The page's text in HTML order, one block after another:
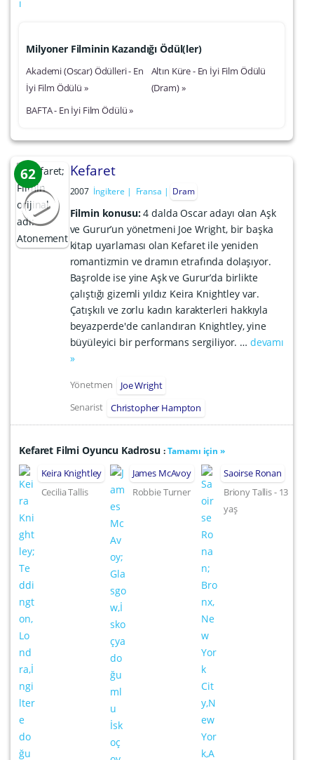
Milyoner Filminin Kazandığı Ödül(ler)
Akademi (Oscar) Ödülleri - En
İyi Film Ödülü »
Altın Küre - En İyi Film Ödülü
(Dram) »
BAFTA - En İyi Film Ödülü »
62 Kefaret
2007 İngiltere Fransa Dram
Filmin konusu:4 dalda Oscar adayı olan Aşk
ve Gurur’un yönetmeni Joe Wright, bir başka
kitap uyarlaması olan Kefaret ile yeniden
romantizmin ve dramın etrafında dolaşıyor.
Başrolde ise yine Aşk ve Gurur’da birlikte
çalıştığı gizemli yıldız Keira Knightley var.
Çatışkılı ve zorlu kadın karakterleri hakkıyla
beyazperde'de canlandıran Knightley, yine
büyüleyici bir performans sergiliyor. … devamı
»
Yönetmen
Joe Wright
Senarist
Christopher Hampton
Kefaret Filmi Oyuncu Kadrosu :Tamamı için »
Keira Knightley
Cecilia Tallis
James McAvoy
Robbie Turner
Saoirse Ronan
Briony Tallis - 13
yaş